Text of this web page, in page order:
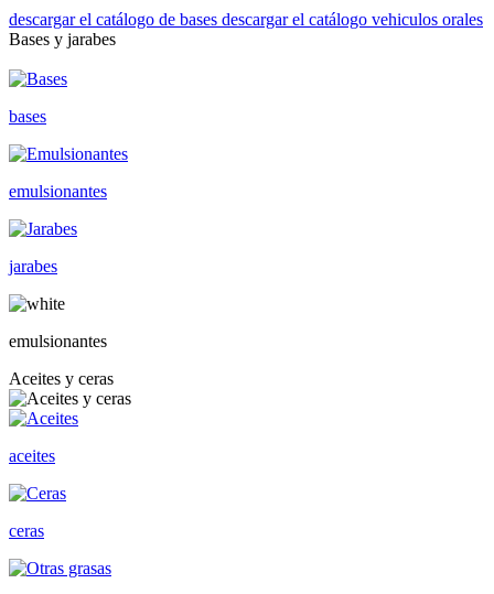
descargar el catálogo de bases descargar el catálogo vehiculos orales
Bases y jarabes
bases
emulsionantes
jarabes
emulsionantes
Aceites y ceras
aceites
ceras